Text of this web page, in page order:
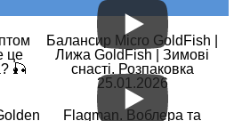
це
🎣
Балансир Micro GoldFish |
Лижа GoldFish | Зимові
снасті. Розпаковка
25.01.2026
Flagman. Воблера та